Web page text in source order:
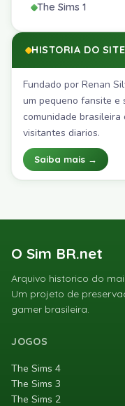
The Sims 1
HISTORIA DO SITE
Fundado por Renan
um pequeno fansite e
comunidade brasileira
visitantes diarios.
Saiba mais →
O Sim BR.net
Arquivo historico do
Um projeto de
gamer brasileira.
JOGOS
The Sims 4
The Sims 3
The Sims 2